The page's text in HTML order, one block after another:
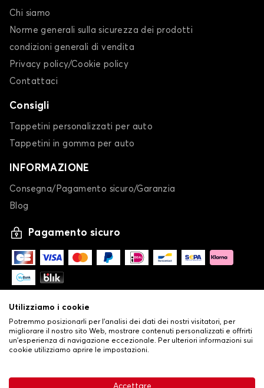
Chi siamo
Norme generali sulla sicurezza dei prodotti
condizioni generali di vendita
Privacy policy/Cookie policy
Contattaci
Consigli
Tappetini personalizzati per auto
Tappetini in gomma per auto
INFORMAZIONE
Consegna/Pagamento sicuro/Garanzia
Blog
Pagamento sicuro
Condizioni generali di vendita•
Utilizziamo i cookie
Potremmo posizionarli per l'analisi dei dati dei nostri visitatori, per
migliorare il nostro sito Web, mostrare contenuti personalizzati e offrirti
un'esperienza di navigazione eccezionale. Per ulteriori informazioni sui
cookie utilizziamo aprire le impostazioni.
Accettare